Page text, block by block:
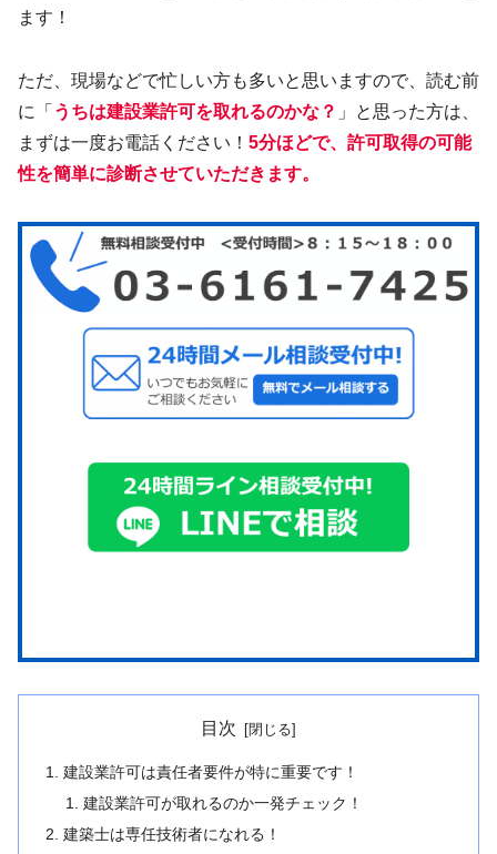
ます！
ただ、現場などで忙しい方も多いと思いますので、読む前
に「 うちは建設業許可を取れるのかな？ 」と思った方は、
まずは一度お電話ください！ 5分ほどで、許可取得の可能
性を簡単に診断させていただきます。
目次
建設業許可は責任者要件が特に重要です！
建設業許可が取れるのか一発チェック！
建築士は専任技術者になれる！